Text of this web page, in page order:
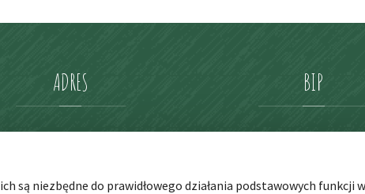
ADRES
53-320 Wrocław
BIP
są niezbędne do prawidłowego działania podstawowych